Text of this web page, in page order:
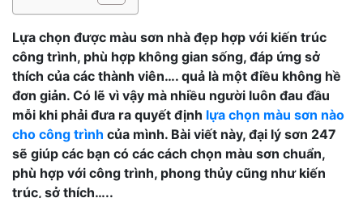
Lựa chọn được màu sơn nhà đẹp hợp với kiến trúc
công trình, phù hợp không gian sống, đáp ứng sở
thích của các thành viên…. quả là một điều không hề
đơn giản. Có lẽ vì vậy mà nhiều người luôn đau đầu
mỗi khi phải đưa ra quyết định lựa chọn màu sơn nào
cho công trình của mình. Bài viết này, đại lý sơn 247
sẽ giúp các bạn có các cách chọn màu sơn chuẩn,
phù hợp với công trình, phong thủy cũng như kiến
trúc, sở thích…..